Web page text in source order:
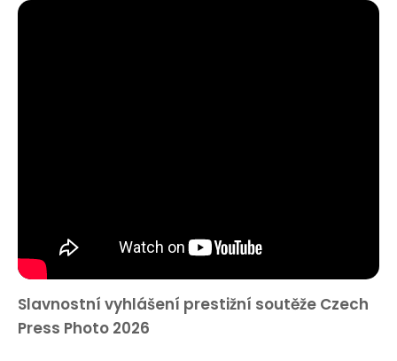
Slavnostní vyhlášení prestižní soutěže Czech
Press Photo 2026